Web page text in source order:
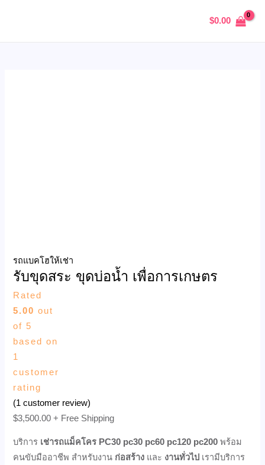
$0.00
รถแบคโฮให้เช่า
รับขุดสระ ขุดบ่อน้ำ เพื่อการเกษตร
Rated
5.00 out
of 5
based on
1
customer
rating
(1 customer review)
$3,500.00 + Free Shipping
บริการ เช่ารถแม็คโคร PC30 pc30 pc60 pc120 pc200พร้อม
คนขับมืออาชีพ สำหรับงาน ก่อสร้าง และ งานทั่วไป เรามีบริการ